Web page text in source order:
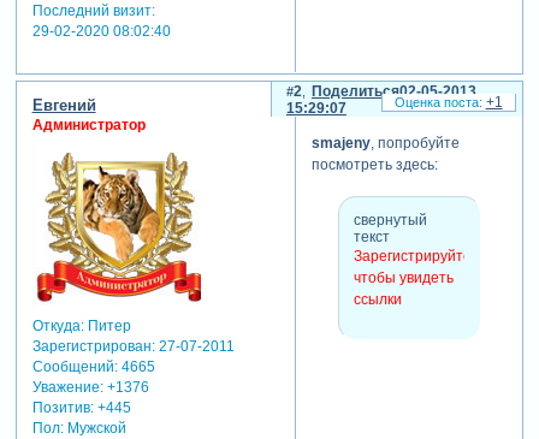
Последний визит:
29-02-2020 08:02:40
Поделиться
2
02-05-2013
15:29:07
Евгений
Администратор
Откуда:Питер
Зарегистрирован: 27-07-2011
Сообщений:4665
Уважение: +1376
Позитив: +445
Пол:Мужской
smajeny, попробуйте
посмотреть здесь:
свернутый
текст
Зарегистрируйтесь,
чтобы увидеть
ссылки
+1